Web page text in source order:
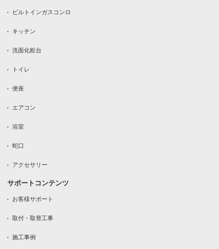
ビルトインガスコンロ
キッチン
洗面化粧台
トイレ
便座
エアコン
浴室
蛇口
アクセサリー
サポートコンテンツ
お客様サポート
取付・取替工事
施工事例